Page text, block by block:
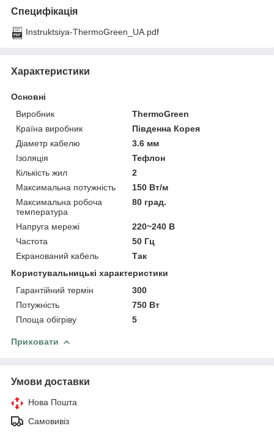
Специфікація
Instruktsiya-ThermoGreen_UA.pdf
Характеристики
Основні
Виробник
ThermoGreen
Країна виробник
Південна Корея
Діаметр кабелю
3.6 мм
Ізоляція
Тефлон
Кількість жил
2
Максимальна потужність
150 Вт/м
Максимальна робоча
температура
80 град.
Напруга мережі
220~240 В
Частота
50 Гц
Екранований кабель
Так
Користувальницькі характеристики
Гарантійний термін
300
Потужність
750 Вт
Площа обігріву
5
Приховати
Умови доставки
Нова Пошта
Самовивіз